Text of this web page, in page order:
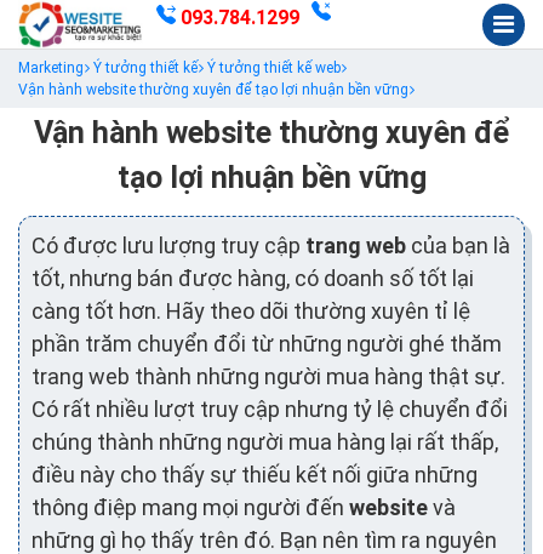
093.784.1299
Marketing Ý tưởng thiết kế Ý tưởng thiết kế web
Vận hành website thường xuyên để tạo lợi nhuận bền vững
Vận hành website thường xuyên để
tạo lợi nhuận bền vững
Có được lưu lượng truy cập trang web của bạn là
tốt, nhưng bán được hàng, có doanh số tốt lại
càng tốt hơn. Hãy theo dõi thường xuyên tỉ lệ
phần trăm chuyển đổi từ những người ghé thăm
trang web thành những người mua hàng thật sự.
Có rất nhiều lượt truy cập nhưng tỷ lệ chuyển đổi
chúng thành những người mua hàng lại rất thấp,
điều này cho thấy sự thiếu kết nối giữa những
thông điệp mang mọi người đến websitevà
những gì họ thấy trên đó. Bạn nên tìm ra nguyên